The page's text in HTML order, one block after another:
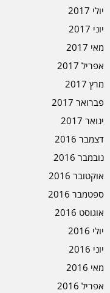
יולי 2017
יוני 2017
מאי 2017
אפריל 2017
מרץ 2017
פברואר 2017
ינואר 2017
דצמבר 2016
נובמבר 2016
אוקטובר 2016
ספטמבר 2016
אוגוסט 2016
יולי 2016
יוני 2016
מאי 2016
אפריל 2016